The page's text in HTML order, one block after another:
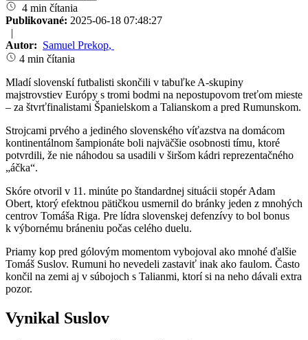
4 min čítania
Publikované: 2025-06-18 07:48:27
|
Autor: Samuel Prekop,
4 min čítania
Mladí slovenskí futbalisti skončili v tabuľke A-skupiny
majstrovstiev Európy s tromi bodmi na nepostupovom treťom mieste
– za štvrťfinalistami Španielskom a Talianskom a pred Rumunskom.
Strojcami prvého a jediného slovenského víťazstva na domácom
kontinentálnom šampionáte boli najväčšie osobnosti tímu, ktoré
potvrdili, že nie náhodou sa usadili v širšom kádri reprezentačného
„áčka“.
Skóre otvoril v 11. minúte po štandardnej situácii stopér Adam
Obert, ktorý efektnou pätičkou usmernil do bránky jeden z mnohých
centrov Tomáša Riga. Pre lídra slovenskej defenzívy to bol bonus
k výbornému bráneniu počas celého duelu.
Priamy kop pred gólovým momentom vybojoval ako mnohé ďalšie
Tomáš Suslov. Rumuni ho nevedeli zastaviť inak ako faulom. Často
končil na zemi aj v súbojoch s Talianmi, ktorí si na neho dávali extra
pozor.
Vynikal Suslov